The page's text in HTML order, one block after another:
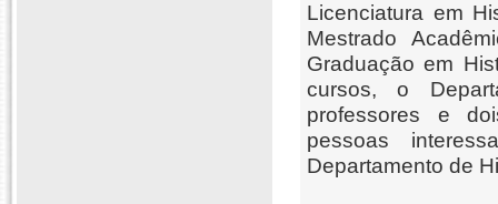
Licenciatura em
Mestrado
Graduação em
cursos, o
professores e
pessoas
Departamento de